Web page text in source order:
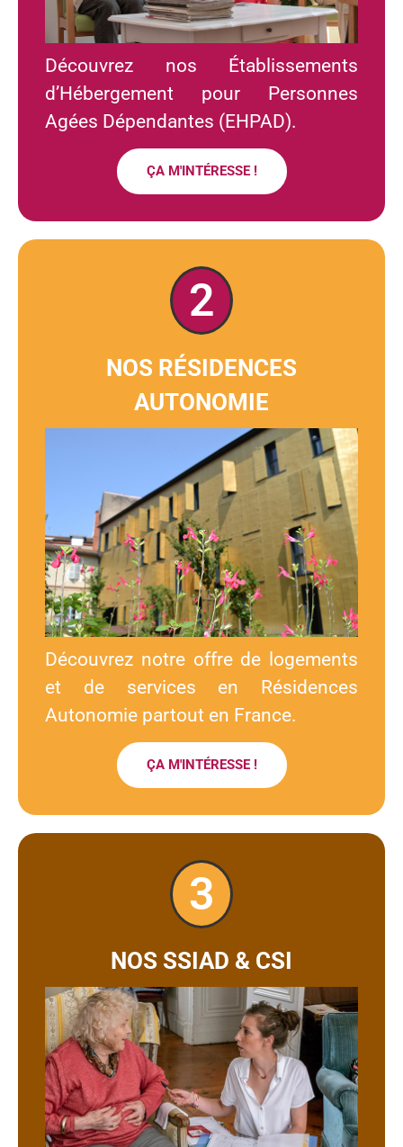
Découvrez nos Établissements
d’Hébergement pour Personnes
Agées Dépendantes (EHPAD).
ÇA M'INTÉRESSE !
2
NOS RÉSIDENCES
AUTONOMIE
Découvrez notre offre de logements
et de services en Résidences
Autonomie partout en France.
ÇA M'INTÉRESSE !
3
NOS SSIAD & CSI